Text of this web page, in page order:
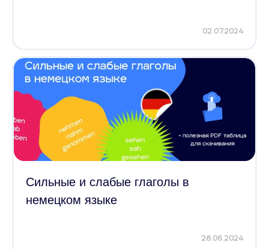
02.07.2024
Сильные и слабые глаголы в
немецком языке
28.06.2024